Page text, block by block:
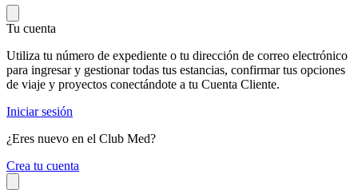
Tu cuenta
Utiliza tu número de expediente o tu dirección de correo electrónico
para ingresar y gestionar todas tus estancias, confirmar tus opciones
de viaje y proyectos conectándote a tu Cuenta Cliente.
Iniciar sesión
¿Eres nuevo en el Club Med?
Crea tu cuenta